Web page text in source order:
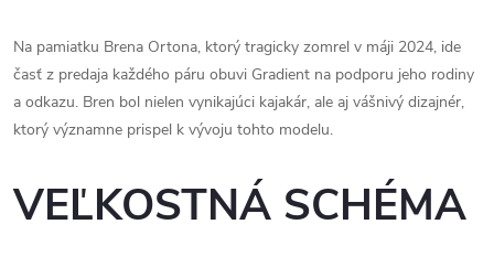
Na pamiatku Brena Ortona, ktorý tragicky zomrel v máji 2024, ide
časť z predaja každého páru obuvi Gradient na podporu jeho rodiny
a odkazu. Bren bol nielen vynikajúci kajakár, ale aj vášnivý dizajnér,
ktorý významne prispel k vývoju tohto modelu.
VEĽKOSTNÁ SCHÉMA